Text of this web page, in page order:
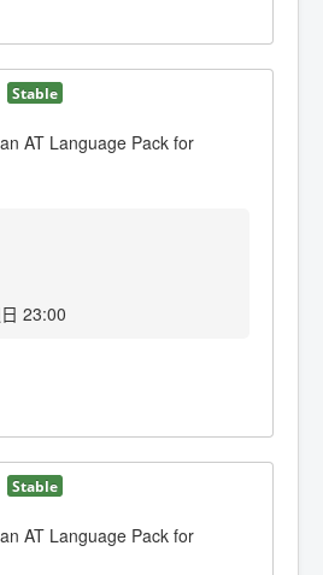
Stable
AT Language Pack for
23:00
Stable
AT Language Pack for